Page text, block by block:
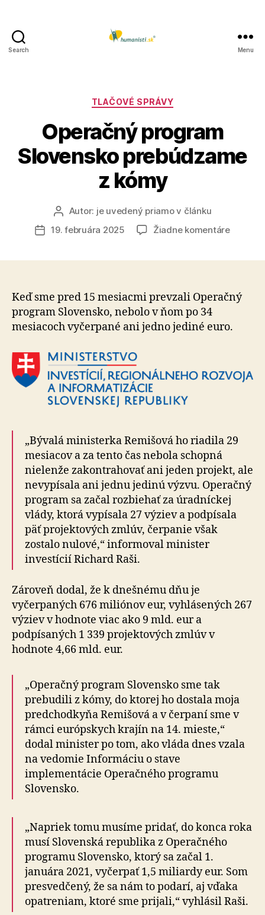
Search Menu
Kategórie
TLAČOVÉ SPRÁVY
Operačný program
Slovensko prebúdzame
z kómy
Autor
článku
Autor: je uvedený priamo v článku
Dátum
19. februára 2025 Žiadne komentárena
z
Keď sme pred 15 mesiacmi prevzali Operačný
program Slovensko, nebolo v ňom po 34
mesiacoch vyčerpané ani jedno jediné euro.
„Bývalá ministerka Remišová ho riadila 29
mesiacov a za tento čas nebola schopná
nielenže zakontrahovať ani jeden projekt, ale
nevypísala ani jednu jedinú výzvu. Operačný
program sa začal rozbiehať za úradníckej
vlády, ktorá vypísala 27 výziev a podpísala
päť projektových zmlúv, čerpanie však
zostalo nulové,“ informoval minister
investícií Richard Raši.
Zároveň dodal, že k dnešnému dňu je
vyčerpaných 676 miliónov eur, vyhlásených 267
výziev v hodnote viac ako 9 mld. eur a
podpísaných 1 339 projektových zmlúv v
hodnote 4,66 mld. eur.
„Operačný program Slovensko sme tak
prebudili z kómy, do ktorej ho dostala moja
predchodkyňa Remišová a v čerpaní sme v
rámci európskych krajín na 14. mieste,“
dodal minister po tom, ako vláda dnes vzala
na vedomie Informáciu o stave
implementácie Operačného programu
Slovensko.
„Napriek tomu musíme pridať, do konca roka
musí Slovenská republika z Operačného
programu Slovensko, ktorý sa začal 1.
januára 2021, vyčerpať 1,5 miliardy eur. Som
presvedčený, že sa nám to podarí, aj vďaka
opatreniam, ktoré sme prijali,“ vyhlásil Raši.